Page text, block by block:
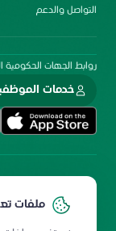
ملفات
التواصل والدعم
روابط الجهات الحكومية
خدمات